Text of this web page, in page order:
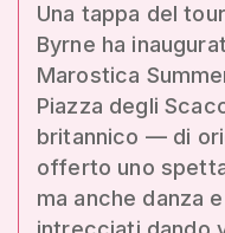
Una tappa del
Byrne ha
Marostica
Piazza degli
britannico — di
offerto uno
ma anche danza